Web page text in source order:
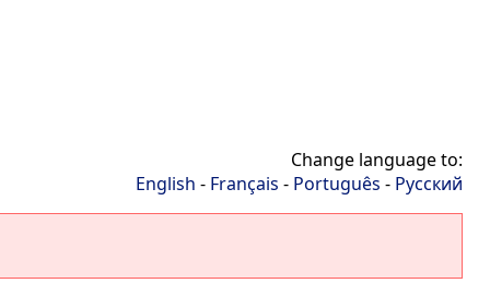
Change language to:
English - Français - Português - Русский